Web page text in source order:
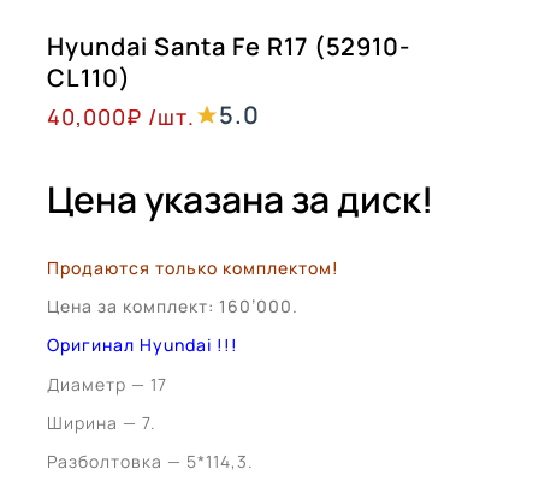
Hyundai Santa Fe R17 (52910-
CL110)
40,000₽ /шт. 5.0
Цена указана за диск!
Продаются только комплектом!
Цена за комплект: 160’000.
Оригинал Hyundai !!!
Диаметр — 17
Ширина — 7.
Разболтовка — 5*114,3.